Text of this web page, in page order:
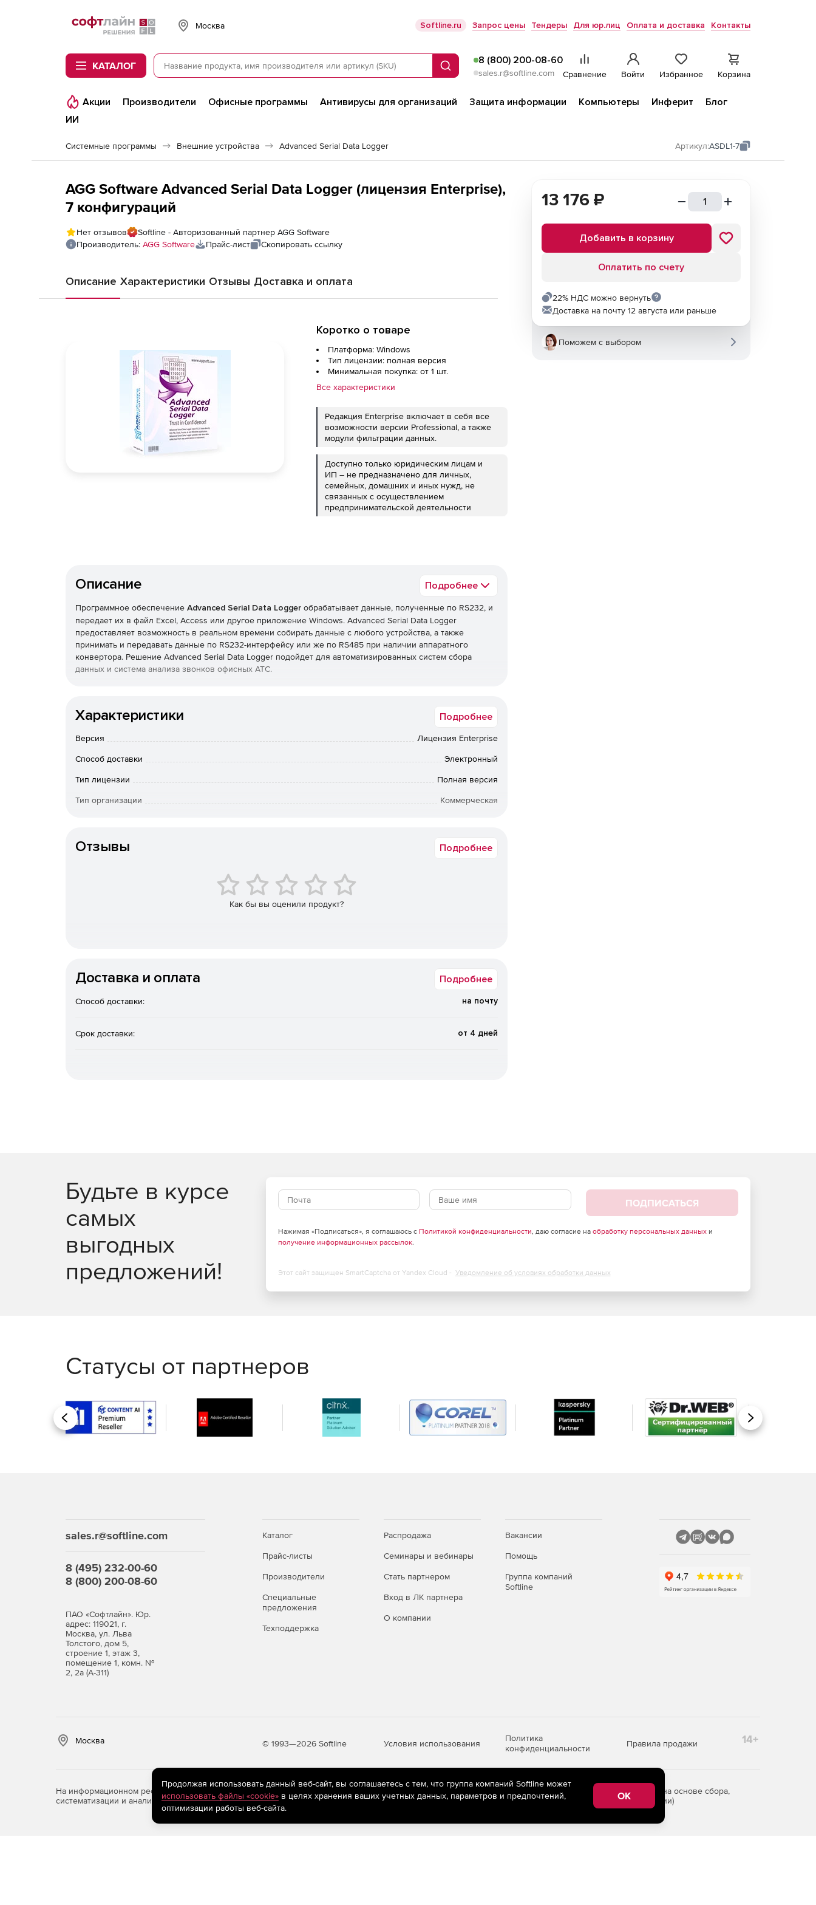
Softline
Москва Softline.ru Запрос цены Тендеры Для юр.лиц Оплата и доставка Контакты
КАТАЛОГ Поиск
8 (800) 200-08-60
sales.r@softline.com Сравнение Войти Избранное Корзина
Акции Производители Офисные программы Антивирусы для организаций Защита информации Компьютеры Инферит
Блог
ИИ
Системные программы Внешние устройства Advanced Serial Data Logger Артикул:ASDL1-7
AGG Software Advanced Serial Data Logger (лицензия Enterprise),
7 конфигураций
Нет отзывов
Softline - Авторизованный партнер AGG Software
Производитель: AGG Software Прайс-лист Скопировать ссылку
Описание Характеристики Отзывы Доставка и оплата
Коротко о товаре
Платформа: Windows
Тип лицензии: полная версия
Минимальная покупка: от 1 шт.
Все характеристики
Редакция Enterprise включает в себя все
возможности версии Professional, а также
модули фильтрации данных.
Доступно только юридическим лицам и
ИП – не предназначено для личных,
семейных, домашних и иных нужд, не
связанных с осуществлением
предпринимательской деятельности
Описание Подробнее
Программное обеспечение Advanced Serial Data Logger обрабатывает данные, полученные по RS232, и
передает их в файл Excel, Access или другое приложение Windows. Advanced Serial Data Logger
предоставляет возможность в реальном времени собирать данные с любого устройства, а также
принимать и передавать данные по RS232-интерфейсу или же по RS485 при наличии аппаратного
конвертора. Решение Advanced Serial Data Logger подойдет для автоматизированных систем сбора
данных и система анализа звонков офисных АТС.
Возможность гибкой настройки параметров.
Пользователь может настраивать скорость передачи,
Прием произвольных данных.
Программа может принимать как текстовые, так и необработанные
Расширенные возможности записи в файл.
Принятые и отправленные данные могут быть записаны
без каких-либо изменений в файл. Новый лог-файл может формировать по различным признакам (по
Пользователь может определить множество правил фильтрации и использовать регулярные
Экспорт данных в базы данных.
Характеристики Подробнее
Версия Лицензия Enterprise
Способ доставки Электронный
Тип лицензии Полная версия
Тип организации Коммерческая
Отзывы Подробнее
Как бы вы оценили продукт?
Доставка и оплата Подробнее
Способ доставки: на почту
Срок доставки: от 4 дней
13 176 ₽
Добавить в корзину
Оплатить по счету
22% НДС можно вернуть
Доставка на почту 12 августа или раньше
Поможем с выбором
Будьте в курсе
самых
выгодных
предложений!
ПОДПИСАТЬСЯ
Нажимая «Подписаться», я соглашаюсь с Политикой конфиденциальности, даю согласие на обработку персональных данныхи
получение информационных рассылок.
Этот сайт защищен SmartCaptcha от Yandex Cloud - Уведомление об условиях обработки данных
Статусы от партнеров
Назад Вперед
sales.r@softline.com
8 (495) 232-00-60
8 (800) 200-08-60
ПАО «Софтлайн». Юр.
адрес: 119021, г.
Москва, ул. Льва
Толстого, дом 5,
строение 1, этаж 3,
помещение 1, комн. №
2, 2а (А-311)
Каталог
Прайс-листы
Производители
Специальные
предложения
Техподдержка
Распродажа
Семинары и вебинары
Стать партнером
Вход в ЛК партнера
О компании
Вакансии
Помощь
Группа компаний
Softline
Москва © 1993—2026 Softline Условия использования
Политика
конфиденциальности
Правила продажи 14+
На информационном ресурсе store.softline.ru применяются рекомендательные технологии
(информационные технологии предоставления информации на основе сбора,
систематизации и анализа сведений, относящихся к предпочтениям пользователей сети «Интернет», находящихся на территории Российской Федерации)
Продолжая использовать данный веб-сайт, вы соглашаетесь с тем, что группа компаний Softline может
использовать файлы «cookie»в целях хранения ваших учетных данных, параметров и предпочтений,
оптимизации работы веб-сайта.
OK